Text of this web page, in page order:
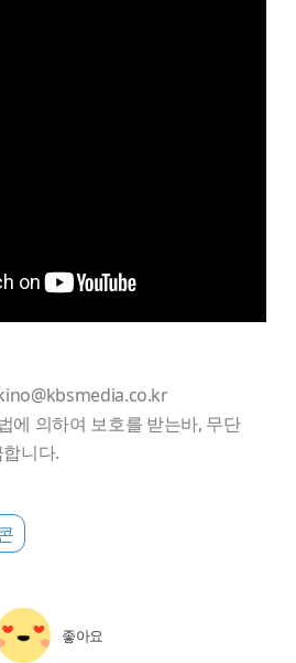
에 의하여 보호를 받는바, 무단
니다.
좋아요